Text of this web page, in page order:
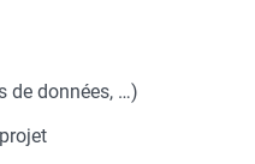
de données, …)